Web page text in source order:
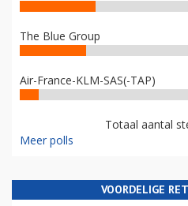
The Blue Group
Air-France-KLM-SAS(-TAP)
Totaal aantal
Meer polls
VOORDELIGE